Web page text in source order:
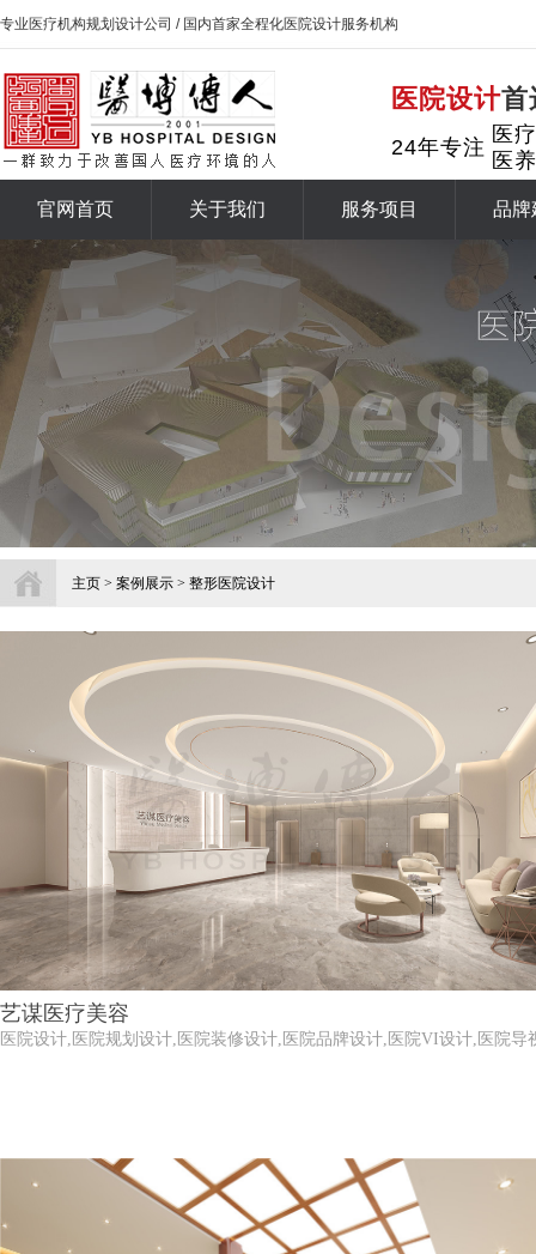
专业医疗机构规划设计公司 / 国内首家全程化医院设计服务机构
医院设计首
24年专注
医
医
官网首页 关于我们 服务项目 品牌
主页 > 案例展示 > 整形医院设计
艺谋医疗美容
医院设计,医院规划设计,医院装修设计,医院品牌设计,医院VI设计,医院导